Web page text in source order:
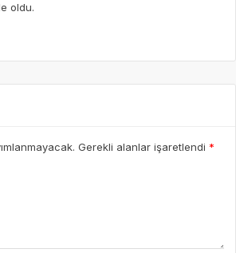
oldu.
Gerekli alanlar işaretlendi *